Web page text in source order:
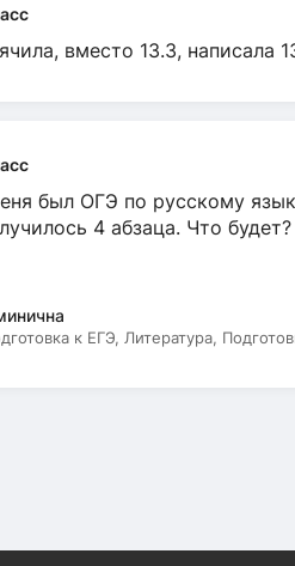
вместо 13.3, написала
был ОГЭ по русскому
4 абзаца. Что
к ЕГЭ, Литература,